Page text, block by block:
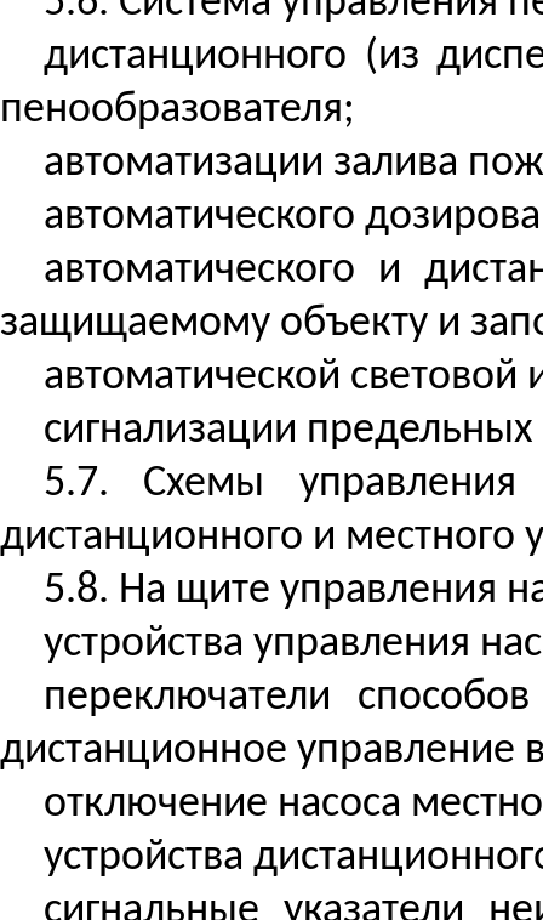
дистанционного (из
пенообразователя;
автоматизации залива
автоматического
автоматического и
защищаемому объекту и
автоматической
сигнализации
5.7. Схемы управления
дистанционного и местного
5.8. На щите управления
устройства управления
переключатели
дистанционное управление
отключение насоса
устройства